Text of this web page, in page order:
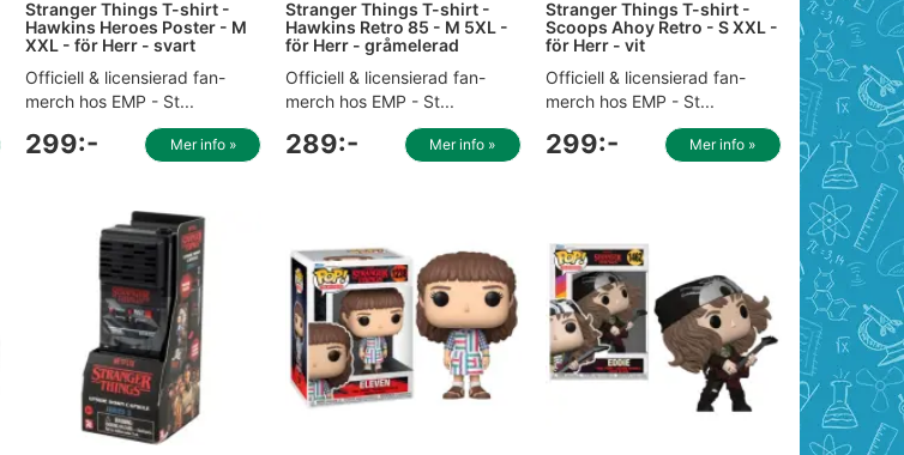
Stranger Things T-shirt -
Hawkins Heroes Poster - M
XXL - för Herr - svart
Officiell & licensierad fan-
merch hos EMP - St...
299:- Mer info »
Stranger Things T-shirt -
Hawkins Retro 85 - M 5XL -
för Herr - gråmelerad
Officiell & licensierad fan-
merch hos EMP - St...
289:- Mer info »
Stranger Things T-shirt -
Scoops Ahoy Retro - S XXL -
för Herr - vit
Officiell & licensierad fan-
merch hos EMP - St...
299:- Mer info »